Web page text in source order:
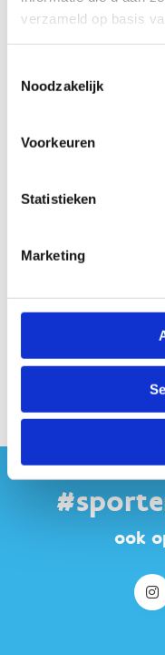
verzameld op basis
Noodzakelijk
Voorkeuren
Statistieken
Marketing
(eco)systeem,
Sportdomeinen
Praktijkkennis 10
bestekken
ook